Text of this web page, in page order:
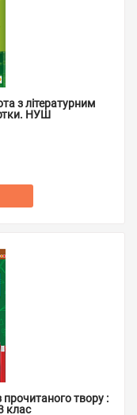
з літературним
НУШ
твору :
клас